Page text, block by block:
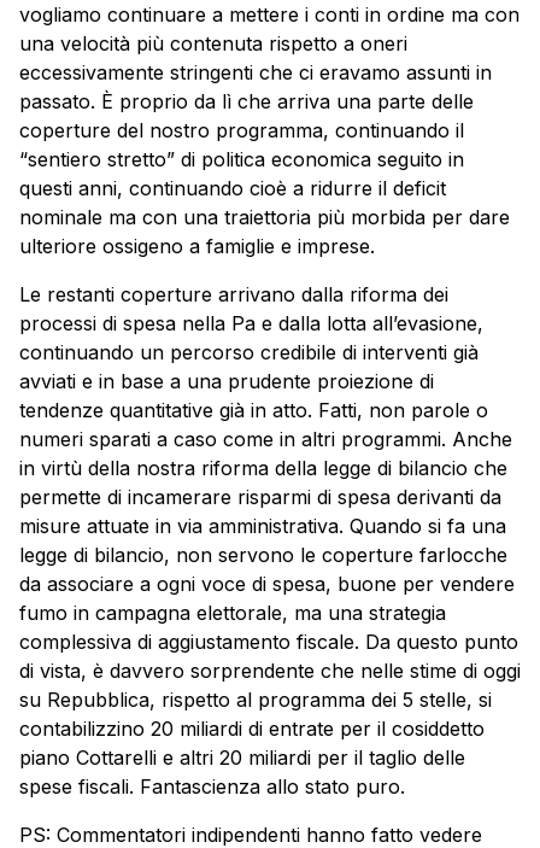
vogliamo continuare a mettere i conti in ordine ma con
una velocità più contenuta rispetto a oneri
eccessivamente stringenti che ci eravamo assunti in
passato. È proprio da lì che arriva una parte delle
coperture del nostro programma, continuando il
“sentiero stretto” di politica economica seguito in
questi anni, continuando cioè a ridurre il deficit
nominale ma con una traiettoria più morbida per dare
ulteriore ossigeno a famiglie e imprese.
Le restanti coperture arrivano dalla riforma dei
processi di spesa nella Pa e dalla lotta all’evasione,
continuando un percorso credibile di interventi già
avviati e in base a una prudente proiezione di
tendenze quantitative già in atto. Fatti, non parole o
numeri sparati a caso come in altri programmi. Anche
in virtù della nostra riforma della legge di bilancio che
permette di incamerare risparmi di spesa derivanti da
misure attuate in via amministrativa. Quando si fa una
legge di bilancio, non servono le coperture farlocche
da associare a ogni voce di spesa, buone per vendere
fumo in campagna elettorale, ma una strategia
complessiva di aggiustamento fiscale. Da questo punto
di vista, è davvero sorprendente che nelle stime di oggi
su Repubblica, rispetto al programma dei 5 stelle, si
contabilizzino 20 miliardi di entrate per il cosiddetto
piano Cottarelli e altri 20 miliardi per il taglio delle
spese fiscali. Fantascienza allo stato puro.
PS: Commentatori indipendenti hanno fatto vedere